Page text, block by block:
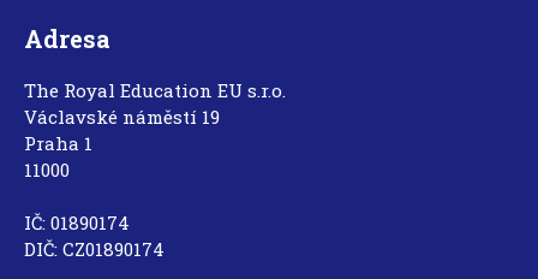
Adresa
The Royal Education EU s.r.o.
Václavské náměstí 19
Praha 1
11000
IČ: 01890174
DIČ: CZ01890174